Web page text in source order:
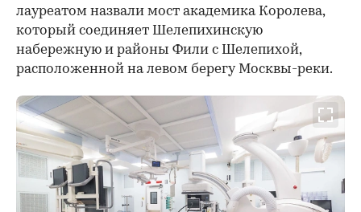
лауреатом назвали мост академика Королева,
который соединяет Шелепихинскую
набережную и районы Фили с Шелепихой,
расположенной на левом берегу Москвы-реки.